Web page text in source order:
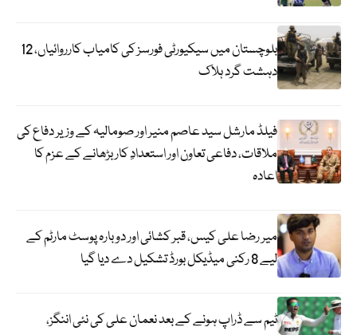
بلوچستان میں سیکیورٹی فورسز کی کامیاب کارروائیاں، 12
دہشت گرد ہلاک
فیلڈ مارشل سید عاصم منیر اور صومالیہ کے وزیر دفاع کی
ملاقات، دفاعی تعاون اور استعدادِ کار بڑھانے کے عزم کا
اعادہ
میر رضا علی کیس، قبر کشائی اور دوبارہ پوسٹ مارٹم کے
لیے 8 رکنی میڈیکل بورڈ تشکیل دے دیا گیا
ٹیم سے ڈراپ ہونے کے بعد نعمان علی کی نئی اننگز،